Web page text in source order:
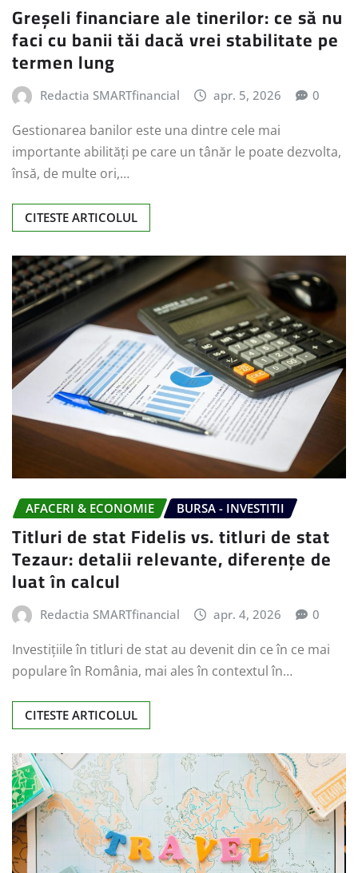
Greșeli financiare ale tinerilor: ce să nu
faci cu banii tăi dacă vrei stabilitate pe
termen lung
Redactia SMARTfinancial apr. 5, 2026 0
Gestionarea banilor este una dintre cele mai
importante abilități pe care un tânăr le poate dezvolta,
însă, de multe ori,…
CITESTE ARTICOLUL
AFACERI & ECONOMIE BURSA - INVESTITII
Titluri de stat Fidelis vs. titluri de stat
Tezaur: detalii relevante, diferențe de
luat în calcul
Redactia SMARTfinancial apr. 4, 2026 0
Investițiile în titluri de stat au devenit din ce în ce mai
populare în România, mai ales în contextul în…
CITESTE ARTICOLUL